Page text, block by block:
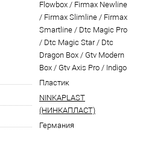
Flowbox / Firmax Newline
/ Firmax Slimline / Firmax
Smartline / Dtc Magic Pro
/ Dtc Magic Star / Dtc
Dragon Box / Gtv Modern
Box / Gtv Axis Pro / Indigo
Пластик
NINKAPLAST
(НИНКАПЛАСТ)
Германия